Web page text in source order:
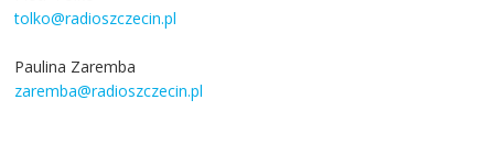
tolko@radioszczecin.pl
Paulina Zaremba
zaremba@radioszczecin.pl